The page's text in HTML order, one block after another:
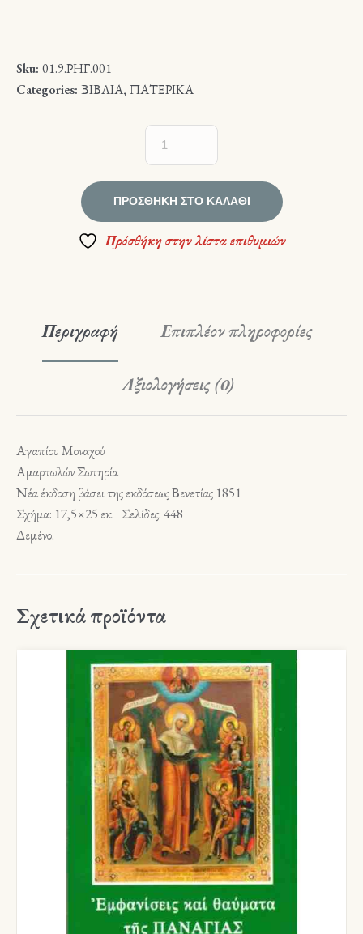
Sku: 01.9.ΡΗΓ.001
Categories: ΒΙΒΛΙΑ,ΠΑΤΕΡΙΚΑ
ΠΡΟΣΘΉΚΗ ΣΤΟ ΚΑΛΆΘΙ
Πρόσθήκη στην λίστα επιθυμιών
Περιγραφή Επιπλέον πληροφορίες
Αξιολογήσεις (0)
Αγαπίου Μοναχού
Αμαρτωλών Σωτηρία
Νέα έκδοση βάσει της εκδόσεως Βενετίας 1851
Σχήμα: 17,5×25 εκ. Σελίδες: 448
Δεμένο.
Σχετικά προϊόντα